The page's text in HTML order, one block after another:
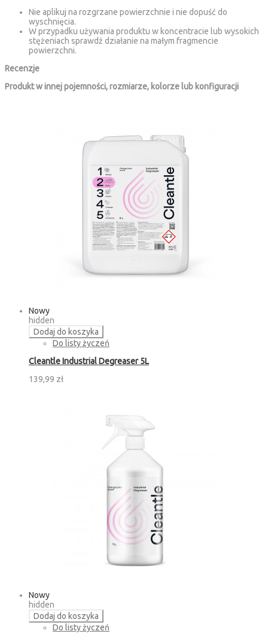
Nie aplikuj na rozgrzane powierzchnie i nie dopuść do
wyschnięcia.
W przypadku używania produktu w koncentracie lub wysokich
stężeniach sprawdź działanie na małym fragmencie
powierzchni.
Recenzje
Produkt w innej pojemności, rozmiarze, kolorze lub konfiguracji
Nowy
hidden
Dodaj do koszyka
Do listy życzeń
Cleantle Industrial Degreaser 5L
139,99 zł
Nowy
hidden
Dodaj do koszyka
Do listy życzeń